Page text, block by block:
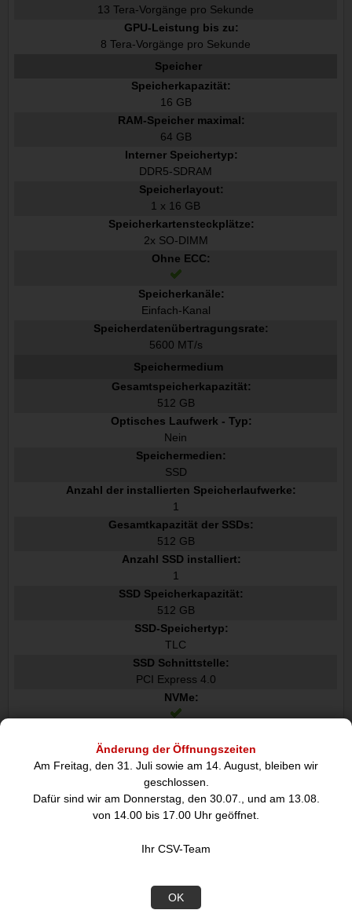
Änderung der Öffnungszeiten
Am Freitag, den 31. Juli sowie am 14. August, bleiben wir
geschlossen.
Dafür sind wir am Donnerstag, den 30.07., und am 13.08.
von 14.00 bis 17.00 Uhr geöffnet.
Ihr CSV-Team
OK
13 Tera-Vorgänge pro Sekunde
GPU-Leistung bis zu:
8 Tera-Vorgänge pro Sekunde
Speicher
Speicherkapazität:
16 GB
RAM-Speicher maximal:
64 GB
Interner Speichertyp:
DDR5-SDRAM
Speicherlayout:
1 x 16 GB
Speicherkartensteckplätze:
2x SO-DIMM
Ohne ECC:
Speicherkanäle:
Einfach-Kanal
Speicherdatenübertragungsrate:
5600 MT/s
Speichermedium
Gesamtspeicherkapazität:
512 GB
Optisches Laufwerk - Typ:
Nein
Speichermedien:
SSD
Anzahl der installierten Speicherlaufwerke:
1
Gesamtkapazität der SSDs:
512 GB
Anzahl SSD installiert:
1
SSD Speicherkapazität:
512 GB
SSD-Speichertyp:
TLC
SSD Schnittstelle:
PCI Express 4.0
NVMe:
M.2
Grafik
Separater Grafikadapter:
Nein
Eingebaute Grafikadapter:
Eingebautes Grafikkartenmodell:
Intel-Grafik